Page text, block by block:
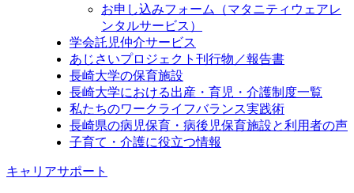
お申し込みフォーム（マタニティウェアレ
ンタルサービス）
学会託児仲介サービス
あじさいプロジェクト刊行物／報告書
長崎大学の保育施設
長崎大学における出産・育児・介護制度一覧
私たちのワークライフバランス実践術
長崎県の病児保育・病後児保育施設と利用者の声
子育て・介護に役立つ情報
キャリアサポート